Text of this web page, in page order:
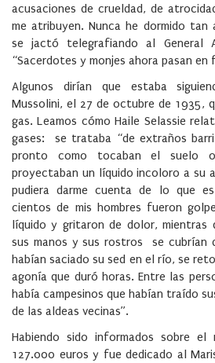
acusaciones de crueldad, de
me atribuyen. Nunca he dormido tan
se jactó telegrafiando al General
“Sacerdotes y monjes ahora pasan en
Algunos dirían que estaba
Mussolini, el 27 de octubre de 1935,
gas. Leamos cómo Haile Selassie
gases: se trataba “de extraños
pronto como tocaban el
proyectaban un líquido incoloro a su
pudiera darme cuenta de lo que
cientos de mis hombres fueron
líquido y gritaron de dolor, mientras
sus manos y sus rostros se cubrían
habían saciado su sed en el río, se
agonía que duró horas. Entre las
había campesinos que habían traído
de las aldeas vecinas”.
Habiendo sido informados sobre el
127.000 euros y fue dedicado al